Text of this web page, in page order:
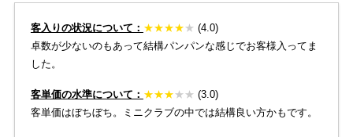
客入りの状況について： ★★★★★ (4.0)
卓数が少ないのもあって結構パンパンな感じでお客様入ってま
した。
客単価の水準について： ★★★★★ (3.0)
客単価はぼちぼち。ミニクラブの中では結構良い方かもです。